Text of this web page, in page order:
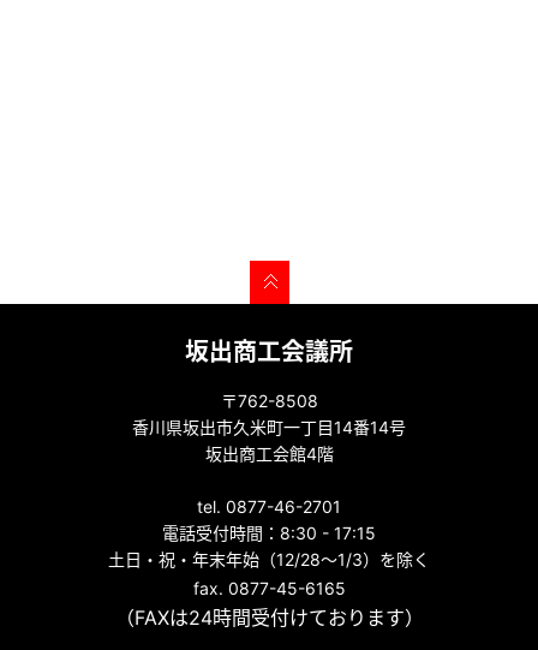
坂出商工会議所
〒762-8508
香川県坂出市久米町一丁目14番14号
坂出商工会館4階
tel. 0877-46-2701
電話受付時間：8:30 - 17:15
土日・祝・年末年始（12/28～1/3）を除く
fax. 0877-45-6165
（FAXは24時間受付けております）